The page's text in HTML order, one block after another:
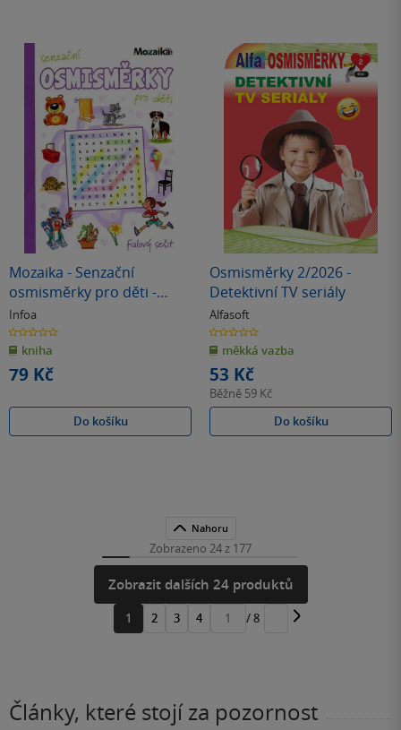
Mozaika - Senzační
osmisměrky pro děti -
fialový sešit
Infoa
0.0
z
5
hvězdiček
kniha
79 Kč
Do košíku
Osmisměrky 2/2026 -
Detektivní TV seriály
Alfasoft
0.0
z
5
hvězdiček
měkká vazba
53 Kč
Běžně 59 Kč
Do košíku
Nahoru
Zobrazeno 24 z 177
Zobrazit dalších 24 produktů
1 2 3 4
Přejít
/ 8
Články, které stojí za pozornost